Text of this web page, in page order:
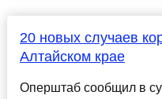
20 новых случаев
Алтайском крае
Оперштаб сообщил в